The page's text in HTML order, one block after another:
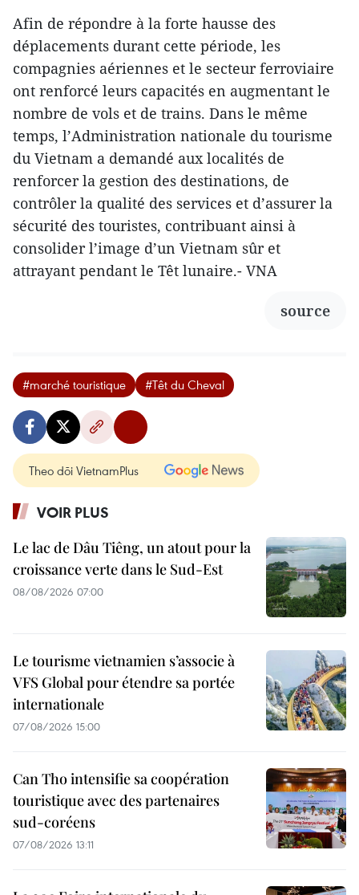
Afin de répondre à la forte hausse des
déplacements durant cette période, les
compagnies aériennes et le secteur ferroviaire
ont renforcé leurs capacités en augmentant le
nombre de vols et de trains. Dans le même
temps, l’Administration nationale du tourisme
du Vietnam a demandé aux localités de
renforcer la gestion des destinations, de
contrôler la qualité des services et d’assurer la
sécurité des touristes, contribuant ainsi à
consolider l’image d’un Vietnam sûr et
attrayant pendant le Têt lunaire.- VNA
source
#marché touristique #Têt du Cheval
Theo dõi VietnamPlus
VOIR PLUS
Le lac de Dâu Tiêng, un atout pour la
croissance verte dans le Sud-Est
08/08/2026 07:00
Le tourisme vietnamien s’associe à
VFS Global pour étendre sa portée
internationale
07/08/2026 15:00
Can Tho intensifie sa coopération
touristique avec des partenaires
sud-coréens
07/08/2026 13:11